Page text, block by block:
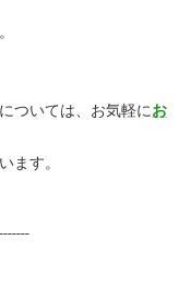
ついては、お気軽にお
ます。